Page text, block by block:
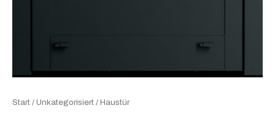
Start / Unkategorisiert / Haustür